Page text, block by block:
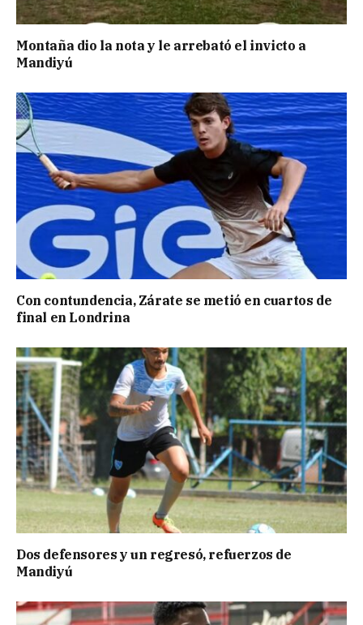
Montaña dio la nota y le arrebató el invicto a
Mandiyú
Con contundencia, Zárate se metió en cuartos de
final en Londrina
Dos defensores y un regresó, refuerzos de
Mandiyú